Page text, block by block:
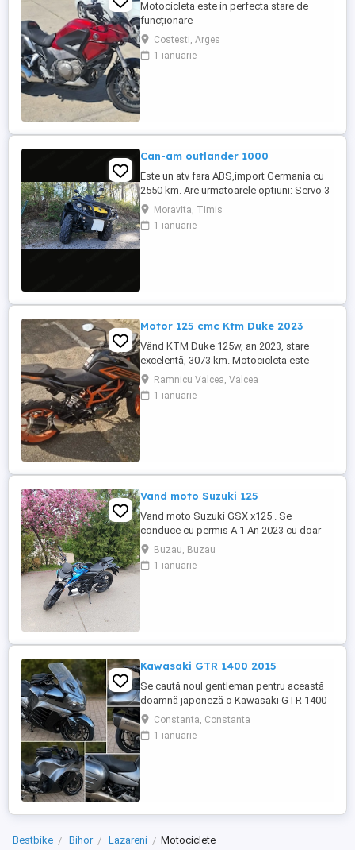
Motocicleta este in perfecta stare de
funcționare
Costesti, Arges
1 ianuarie
Can-am outlander 1000
Este un atv fara ABS,import Germania cu
2550 km. Are urmatoarele optiuni: Servo 3
nivele Suspensie FOX cu rebound Bullbar
fata Bullbar spate Handguardurile Can am
Jante beadlock
Moravita, Timis
1 ianuarie
Motor 125 cmc Ktm Duke 2023
Vând KTM Duke 125w, an 2023, stare
excelentă, 3073 km. Motocicleta este
ideală pentru începători sau pentru oraș.
Fără daune, lovituri!
Ramnicu Valcea, Valcea
1 ianuarie
Vand moto Suzuki 125
Vand moto Suzuki GSX x125 . Se
conduce cu permis A 1 An 2023 cu doar
5000km Stare impecabila , fara cazaturi
ITP valabil pana in noiembrie 2027 Revizii
si schimb de ulei in service autorizat
Buzau, Buzau
1 ianuarie
Kawasaki GTR 1400 2015
Se caută noul gentleman pentru această
doamnă japoneză o Kawasaki GTR 1400
care încă întoarce priviri și iubește
kilometrii. A fost răsfățată, întreținută la
timp și tratată cu respect. O dau doar
Constanta, Constanta
1 ianuarie
Bestbike Bihor Lazareni Motociclete